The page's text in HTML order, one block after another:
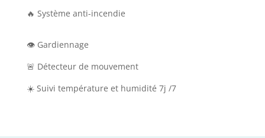
🔥 Système anti-incendie
👁️ Gardiennage
🚨 Détecteur de mouvement
☀️ Suivi température et humidité 7j /7